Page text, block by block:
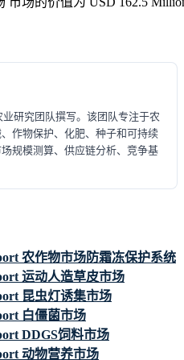
研究团队撰写。该团队专注于农
作物保护、化肥、种子和可持续
规模测算、供应链分析、竞争基
农作物市场防霜冻保护系统
运动人造草皮市场
昆虫灯诱集市场
白僵菌市场
DDGS饲料市场
动物营养市场